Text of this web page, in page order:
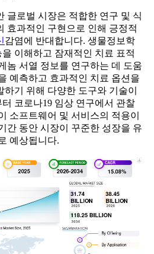
글로벌 시장은 적합한 연구 및 식
효과적인 구현으로 인해 긍정적
감염에 반대합니다. 생물정보학
이해하고 잠재적인 치료 표적
놈 서열 정보를 연구하는 데 도움
예측하고 효과적인 치료 옵션을
기 위해 다양한 도구와 기술이
코로나19 임상 연구에서 관찰
소프트웨어 및 서비스의 적용이
간 동안 시장이 꾸준한 성장을 유
예상됩니다.